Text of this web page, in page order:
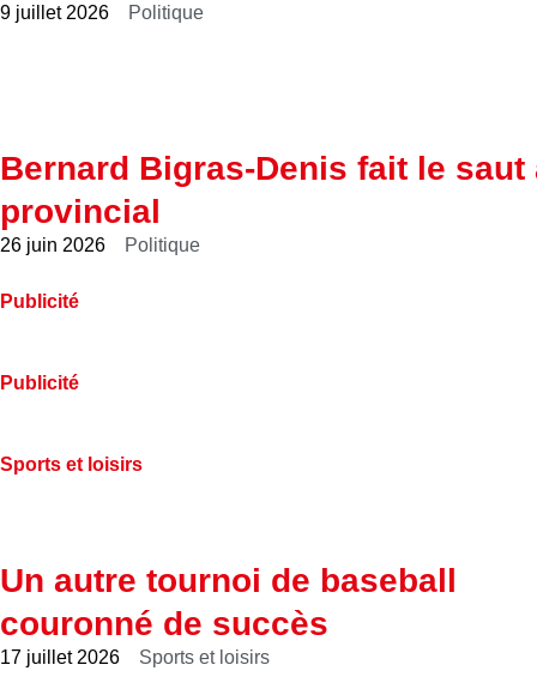
9 juillet 2026 Politique
Bernard Bigras-Denis fait le saut
provincial
26 juin 2026 Politique
Publicité
Publicité
Sports et loisirs
Un autre tournoi de baseball
couronné de succès
17 juillet 2026 Sports et loisirs